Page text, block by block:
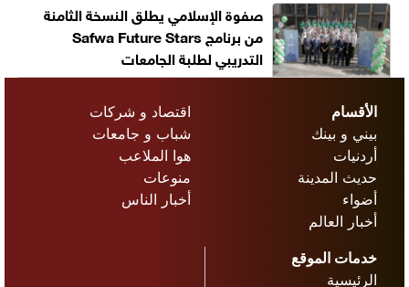
صفوة الإسلامي يطلق النسخة الثامنة
من برنامج Safwa Future Stars
التدريبي لطلبة الجامعات
الأقسام
بيني و بينك
أردنيات
حديث المدينة
أضواء
أخبار العالم
اقتصاد و شركات
شباب و جامعات
هوا الملاعب
منوعات
أخبار الناس
خدمات الموقع
الرئيسية